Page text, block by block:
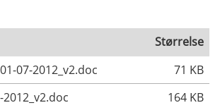
Størrelse
07-2012_v2.doc
71 KB
164 KB